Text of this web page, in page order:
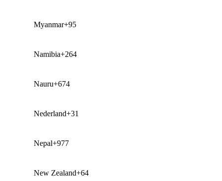
Myanmar+95
Namibia+264
Nauru+674
Nederland+31
Nepal+977
New Zealand+64